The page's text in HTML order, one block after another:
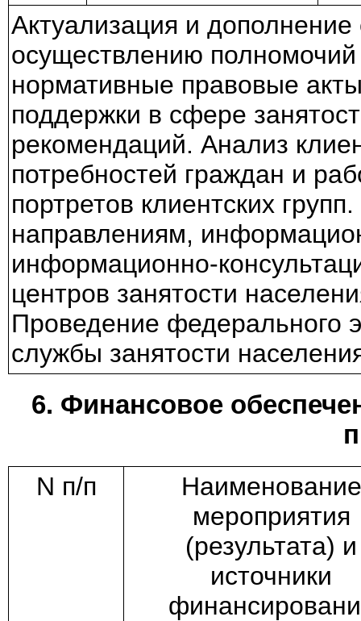
Актуализация и
осуществлению
нормативные правовые
поддержки в сфере
рекомендаций. Анализ
потребностей граждан и
портретов клиентских
направлениям,
информационно-
центров занятости
Проведение федерального
службы занятости
6. Финансовое
N п/п
Наименование
мероприятия
(результата) и
источники